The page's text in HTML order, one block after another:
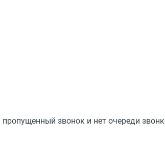
звонок и нет очереди